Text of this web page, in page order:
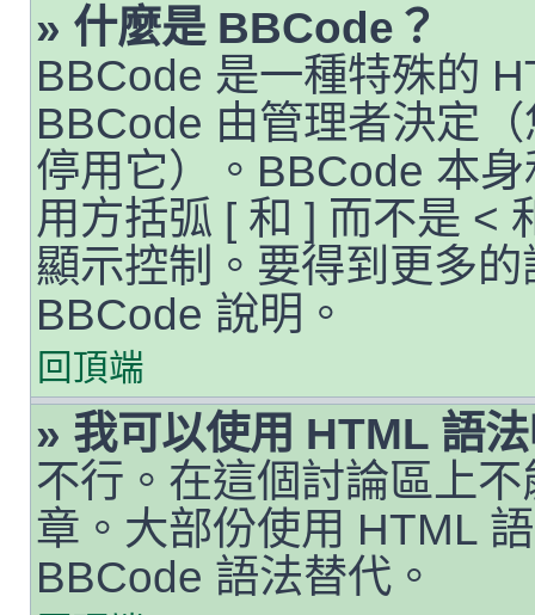
» 什麼是 BBCode？
BBCode 是一種特殊的
BBCode 由管理者決定
停用它）。BBCode 本
用方括弧 [ 和 ] 而不是 <
顯示控制。要得到更多
BBCode 說明。
回頂端
» 我可以使用 HTML 語
不行。在這個討論區上
章。大部份使用 HTML
BBCode 語法替代。